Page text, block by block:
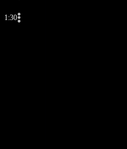
1:30